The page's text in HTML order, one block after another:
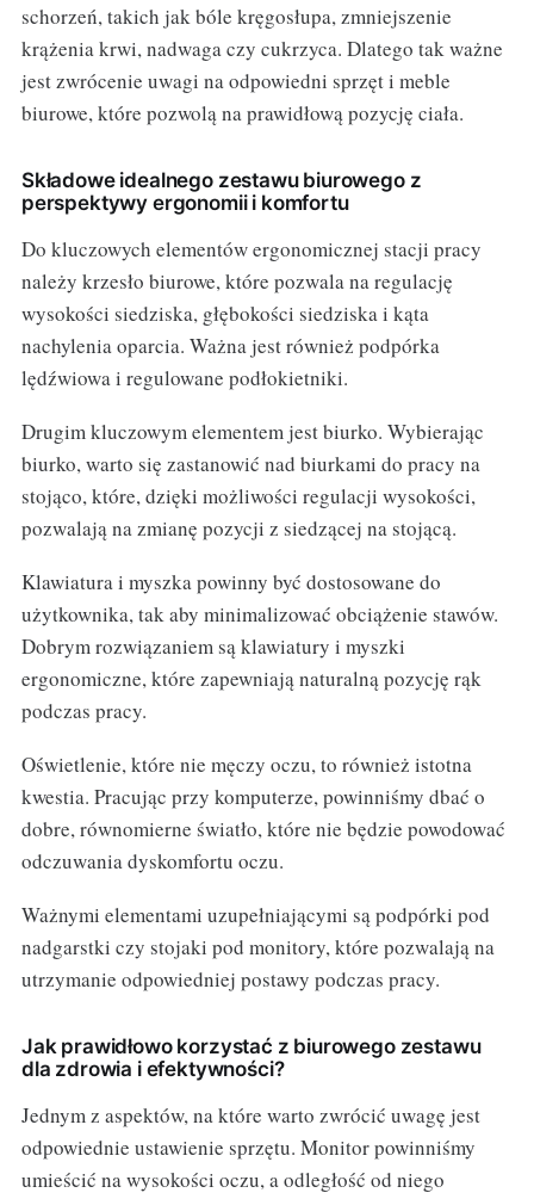
schorzeń, takich jak bóle kręgosłupa, zmniejszenie
krążenia krwi, nadwaga czy cukrzyca. Dlatego tak ważne
jest zwrócenie uwagi na odpowiedni sprzęt i meble
biurowe, które pozwolą na prawidłową pozycję ciała.
Składowe idealnego zestawu biurowego z
perspektywy ergonomii i komfortu
Do kluczowych elementów ergonomicznej stacji pracy
należy krzesło biurowe, które pozwala na regulację
wysokości siedziska, głębokości siedziska i kąta
nachylenia oparcia. Ważna jest również podpórka
lędźwiowa i regulowane podłokietniki.
Drugim kluczowym elementem jest biurko. Wybierając
biurko, warto się zastanowić nad biurkami do pracy na
stojąco, które, dzięki możliwości regulacji wysokości,
pozwalają na zmianę pozycji z siedzącej na stojącą.
Klawiatura i myszka powinny być dostosowane do
użytkownika, tak aby minimalizować obciążenie stawów.
Dobrym rozwiązaniem są klawiatury i myszki
ergonomiczne, które zapewniają naturalną pozycję rąk
podczas pracy.
Oświetlenie, które nie męczy oczu, to również istotna
kwestia. Pracując przy komputerze, powinniśmy dbać o
dobre, równomierne światło, które nie będzie powodować
odczuwania dyskomfortu oczu.
Ważnymi elementami uzupełniającymi są podpórki pod
nadgarstki czy stojaki pod monitory, które pozwalają na
utrzymanie odpowiedniej postawy podczas pracy.
Jak prawidłowo korzystać z biurowego zestawu
dla zdrowia i efektywności?
Jednym z aspektów, na które warto zwrócić uwagę jest
odpowiednie ustawienie sprzętu. Monitor powinniśmy
umieścić na wysokości oczu, a odległość od niego